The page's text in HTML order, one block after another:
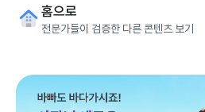
홈으로
전문가들이 검증한 다른 콘텐츠 보기